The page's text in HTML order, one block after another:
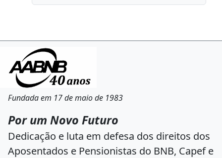
Fundada em 17 de maio de 1983
Por um Novo Futuro
Dedicação e luta em defesa dos direitos dos
Aposentados e Pensionistas do BNB, Capef e